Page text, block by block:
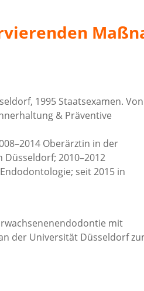
1995 Staatsexamen. Von
& Präventive
Oberärztin in der
2010–2012
seit 2015 in
mit
der Universität Düsseldorf